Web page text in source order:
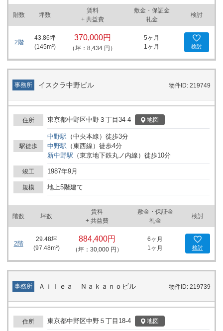
階数 坪数
賃料
+ 共益費
敷金・保証金
礼金
検討
2階
43.86坪
(145m²)
370,000円
（坪：8,434 円）
5ヶ月
1ヶ月
検討
事務所 イスクラ中野ビル 物件ID: 219749
住所 東京都中野区中野３丁目34-4 地図
駅徒歩
中野駅 （中央本線 ） 徒歩3分
中野駅 （東西線 ） 徒歩4分
新中野駅 （東京地下鉄丸ノ内線 ） 徒歩10分
竣工 1987年9月
規模 地上5階建て
階数 坪数
賃料
+ 共益費
敷金・保証金
礼金
検討
2階
29.48坪
(97.48m²)
884,400円
（坪：30,000 円）
6ヶ月
1ヶ月
検討
事務所 Ａｉｌｅａ Ｎａｋａｎｏビル 物件ID: 219739
住所 東京都中野区中野５丁目18-4 地図